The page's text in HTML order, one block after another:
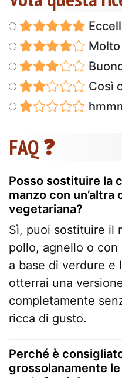
Così
FAQ ❓
Posso sostituire la
manzo con un’altra
vegetariana?
Sì, puoi sostituire il
pollo, agnello o con
a base di verdure e
otterrai una
completamente
ricca di gusto.
Perché è
grossolanamente